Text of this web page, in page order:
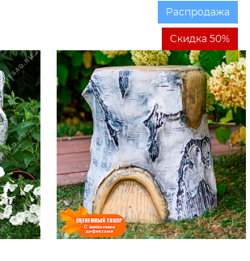
Распродажа
Скидка 50%